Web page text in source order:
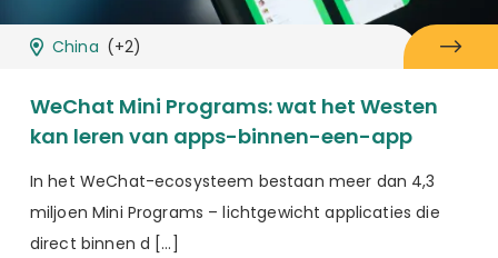
China (+2)
WeChat Mini Programs: wat het Westen
kan leren van apps-binnen-een-app
In het WeChat-ecosysteem bestaan meer dan 4,3
miljoen Mini Programs – lichtgewicht applicaties die
direct binnen d […]